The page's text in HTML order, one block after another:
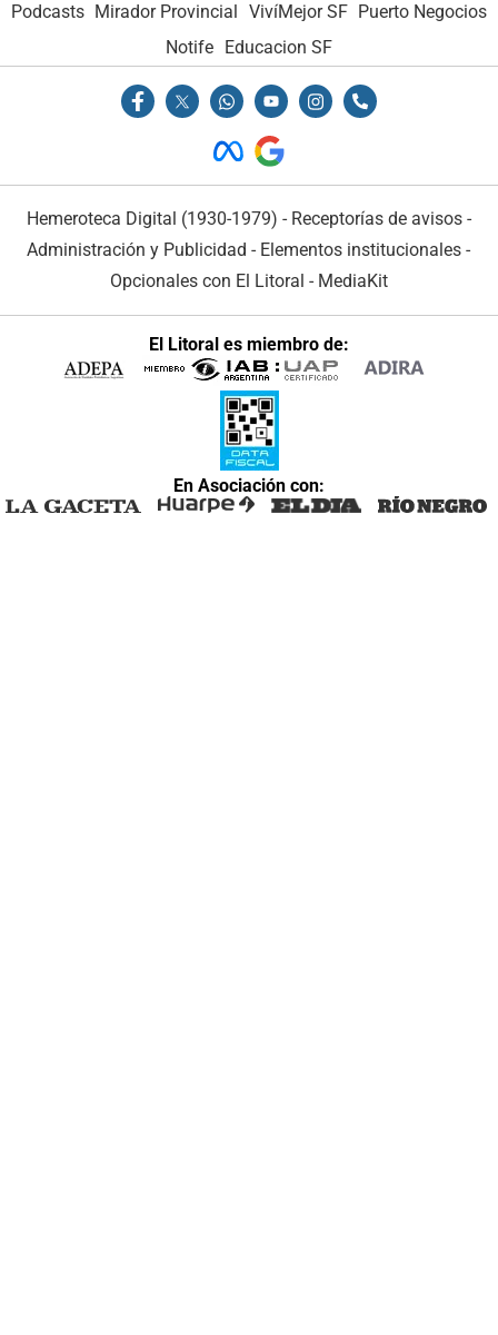
Podcasts Mirador Provincial VivíMejor SF Puerto Negocios
Notife Educacion SF
Hemeroteca Digital (1930-1979) - Receptorías de avisos -
Administración y Publicidad - Elementos institucionales -
Opcionales con El Litoral - MediaKit
El Litoral es miembro de:
En Asociación con: